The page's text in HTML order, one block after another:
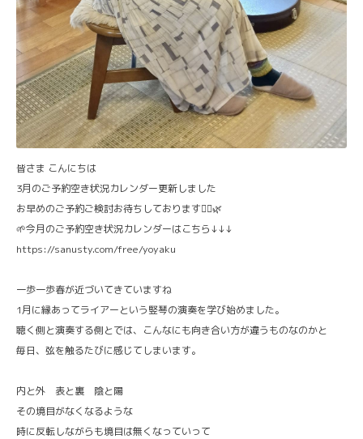
皆さま こんにちは
3月のご予約空き状況カレンダー更新しました
お早めのご予約ご検討お待ちしております🙇‍♀️🌿
🌱今月のご予約空き状況カレンダーはこちら↓↓↓
https://sanusty.com/free/yoyaku
一歩一歩春が近づいてきていますね
1月に縁あってライアーという竪琴の演奏を学び始めました。
聴く側と演奏する側とでは、こんなにも向き合い方が違うものなのかと
毎日、弦を触るたびに感じてしまいます。
内と外 表と裏 陰と陽
その境目がなくなるような
時に反転しながらも境目は無くなっていって